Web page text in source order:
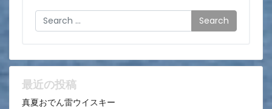
ョ
ン
Search
最近の投稿
真夏おでん雷ウイスキー